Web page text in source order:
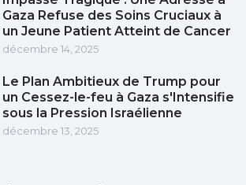
Gaza Refuse des Soins Cruciaux à
un Jeune Patient Atteint de Cancer
décembre 14, 2025
Le Plan Ambitieux de Trump pour
un Cessez-le-feu à Gaza s'Intensifie
sous la Pression Israélienne
décembre 13, 2025